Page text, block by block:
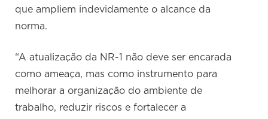
que ampliem indevidamente o alcance da
norma.
“A atualização da NR-1 não deve ser encarada
como ameaça, mas como instrumento para
melhorar a organização do ambiente de
trabalho, reduzir riscos e fortalecer a